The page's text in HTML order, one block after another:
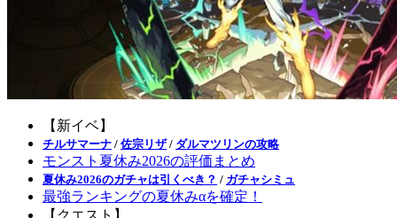
【新イベ】
チルサマーナ / 佐宗リザ/ ダルマツリンの攻略
モンスト夏休み2026の評価まとめ
夏休み2026のガチャは引くべき？ / ガチャシミュ
最強ランキングの夏休みαを確定！
【クエスト】